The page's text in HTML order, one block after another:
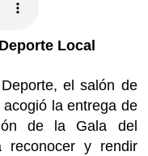
Local
el salón de
la entrega de
de la Gala del
reconocer y rendir